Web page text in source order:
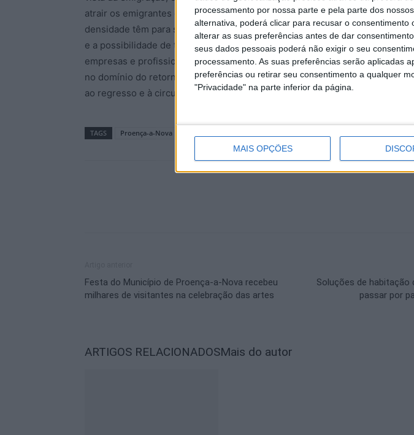
processamento por nossa parte e pela parte dos
alternativa, poderá clicar para recusar o
alterar as suas preferências antes de dar consentimento.
seus dados pessoais poderá não exigir o seu
processamento. As suas preferências serão aplicadas
preferências ou retirar seu consentimento a qualquer
"Privacidade" na parte inferior da página.
MAIS OPÇÕES
atrair os emigrantes que queiram regressar e investir e a capacidade que
densidade têm para se tornar centros de inovação e empreendedorismo. O
e a possibilidade de ter atividades que possam ser realizadas
empresas e profissionais se instalem em áreas rurais”. Tal como explicou
no domínio do retorno de emigrantes os objetivos principais passam por
ao regresso e à circulação de portugueses emigrados, pela intensificação
TAGS Proença-a-Nova
Festa do Município de Proença-a-Nova recebeu
milhares de visitantes na celebração das artes
Soluções de habitação
passar por
ARTIGOS RELACIONADOSMais do autor